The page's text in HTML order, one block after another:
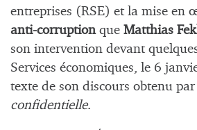
entreprises (RSE) et la mise en
anti-corruptionque Matthias
son intervention devant
Services économiques, le 6
texte de son discours obtenu
confidentielle.